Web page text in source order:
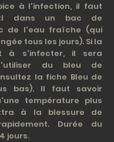
à l'infection, il faut
dans un bac de
de l'eau fraîche (qui
tous les jours). Si la
à s'infecter, il sera
du bleu de
la fiche Bleu de
bas). Il faut savoir
température plus
à la blessure de
Durée du
jours.